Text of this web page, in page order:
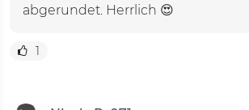
abgerundet. Herrlich 😍
1